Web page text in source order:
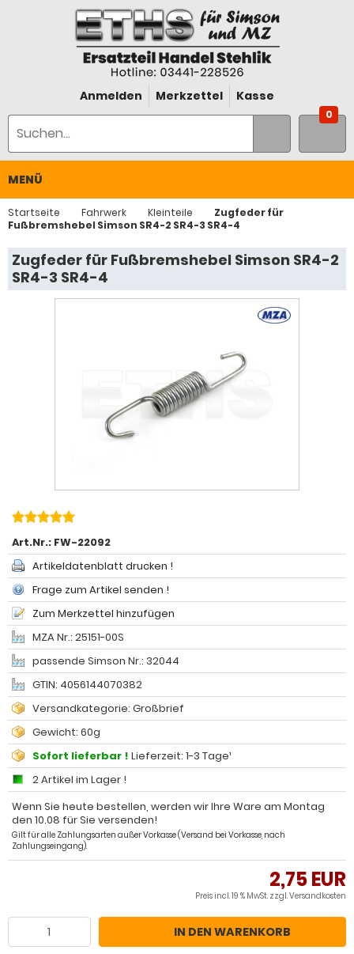
Anmelden Merkzettel Kasse
0
MENÜ
Startseite Fahrwerk Kleinteile
Zugfeder für
Fußbremshebel Simson SR4-2 SR4-3 SR4-4
Zugfeder für Fußbremshebel Simson SR4-2
SR4-3 SR4-4
Art.Nr.: FW-22092
Artikeldatenblatt drucken !
Frage zum Artikel senden !
Zum Merkzettel hinzufügen
MZA Nr.: 25151-00S
passende Simson Nr.: 32044
GTIN: 4056144070382
Versandkategorie: Großbrief
Gewicht: 60g
Sofort lieferbar ! Lieferzeit: 1-3 Tage¹
2 Artikel im Lager !
Wenn Sie heute bestellen, werden wir Ihre Ware am Montag
den 10.08 für Sie versenden!
Gilt für alle Zahlungsarten außer Vorkasse (Versand bei Vorkasse, nach
Zahlungseingang).
2,75 EUR
Preis incl. 19 % MwSt. zzgl.Versandkosten
IN DEN WARENKORB